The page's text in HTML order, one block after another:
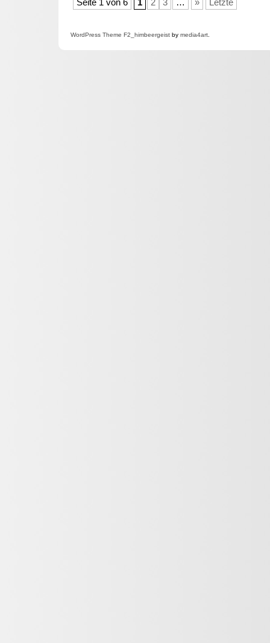
Seite 1 von 6 1 2 3 … » Letzte
WordPress Theme F2 _himbeergeist by media4art